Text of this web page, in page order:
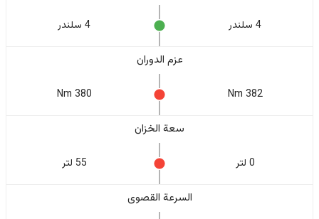
4 سلندر 4 سلندر
عزم الدوران
382 Nm
380 Nm
سعة الخزان
0 لتر 55 لتر
السرعة القصوى